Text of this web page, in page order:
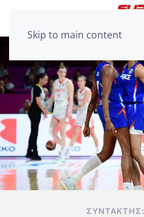
Skip to main content
ΣΥΝΤΆΚΤΗΣ: